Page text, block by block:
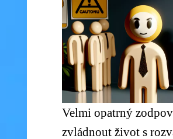
Velmi opatrný
zvládnout život s